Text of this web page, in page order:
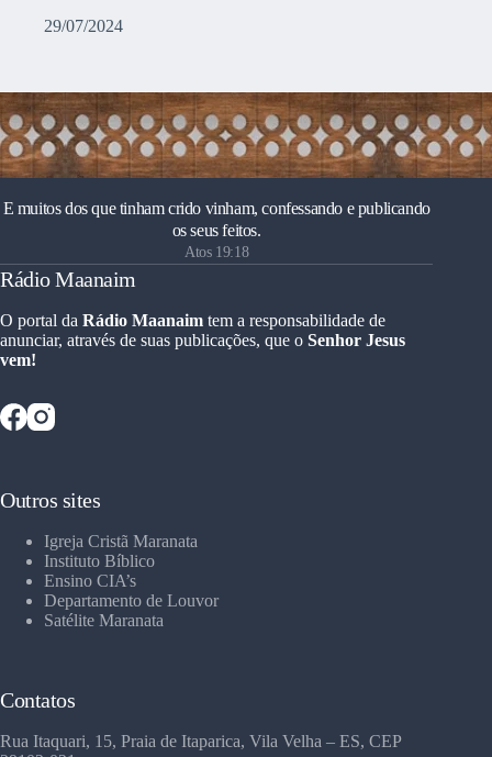
29/07/2024
E muitos dos que tinham crido vinham, confessando e publicando
os seus feitos.
Atos 19:18
Rádio Maanaim
O portal da Rádio Maanaim tem a responsabilidade de
anunciar, através de suas publicações, que o Senhor Jesus
vem!
Outros sites
Igreja Cristã Maranata
Instituto Bíblico
Ensino CIA’s
Departamento de Louvor
Satélite Maranata
Contatos
Rua Itaquari, 15, Praia de Itaparica, Vila Velha – ES, CEP